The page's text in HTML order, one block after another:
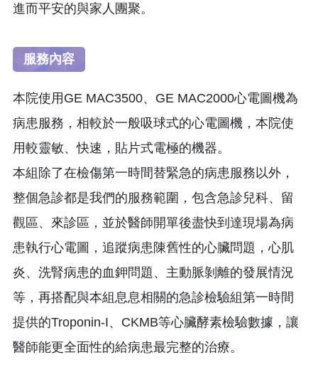
進而平安的與家人團聚。
服務內容
本院使用GE MAC3500、GE MAC2000心電圖機為
病患服務，相較於一般吸球式的心電圖機，本院使
用較靈敏、快速，貼片式電極的機器。
本組除了在檢傷第一時間替緊急的病患服務以外，
整個急診都是我們的服務範圍，包含急診兒科、留
觀區、來診區，並於醫師開單後盡快到達現場為病
患執行心電圖，追蹤病患陳舊性的心臟問題，心肌
炎、洗腎病患的血鉀問題、主動脈剝離的發展情況
等，再搭配與本組息息相關的急診檢驗組第一時間
提供的Troponin-I、CKMB等心臟酵素檢驗數據，讓
醫師能更全面性的給病患最完整的治療。